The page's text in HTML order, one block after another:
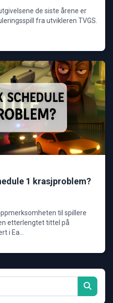
de siste årene er
fra utvikleren TVGS.
1 krasjproblem?
til spillere
etterlengtet tittel på
i Ea...